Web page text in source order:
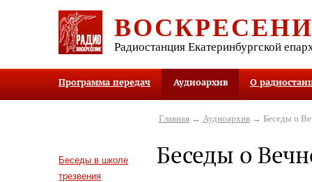
Радиостанция Екатеринбургской
Программа передач Аудиоархив О
Беседы в школе
трезвения
Главная→ Аудиоархив→ Беседы о
Беседы о